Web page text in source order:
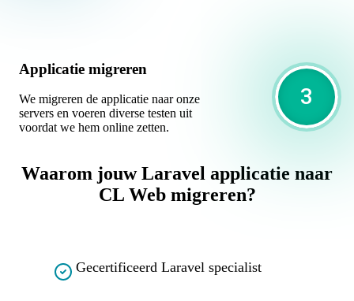
Applicatie migreren
We migreren de applicatie naar onze
servers en voeren diverse testen uit
voordat we hem online zetten.
Waarom jouw Laravel applicatie naar
CL Web migreren?
Gecertificeerd Laravel specialist